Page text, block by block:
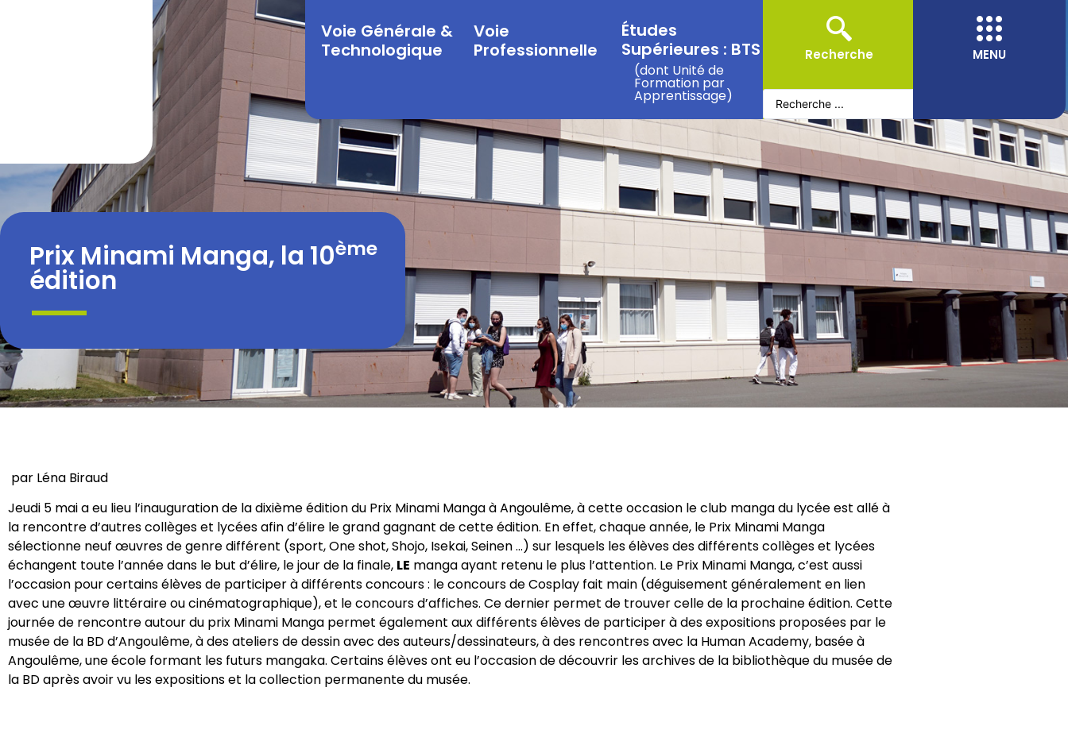
Voie Générale &
Technologique
Voie
Professionnelle
Études
Supérieures : BTS
(dont Unité de
Formation par
Apprentissage)
Recherche MENU
Prix Minami Manga, la 10ème
édition
par Léna Biraud
Jeudi 5 mai a eu lieu l’inauguration de la dixième édition du Prix Minami Manga à Angoulême, à cette occasion le club manga du lycée est allé à
la rencontre d’autres collèges et lycées afin d’élire le grand gagnant de cette édition. En effet, chaque année, le Prix Minami Manga
sélectionne neuf œuvres de genre différent (sport, One shot, Shojo, Isekai, Seinen …) sur lesquels les élèves des différents collèges et lycées
échangent toute l’année dans le but d’élire, le jour de la finale, LE manga ayant retenu le plus l’attention. Le Prix Minami Manga, c’est aussi
l’occasion pour certains élèves de participer à différents concours : le concours de Cosplay fait main (déguisement généralement en lien
avec une œuvre littéraire ou cinématographique), et le concours d’affiches. Ce dernier permet de trouver celle de la prochaine édition. Cette
journée de rencontre autour du prix Minami Manga permet également aux différents élèves de participer à des expositions proposées par le
musée de la BD d’Angoulême, à des ateliers de dessin avec des auteurs/dessinateurs, à des rencontres avec la Human Academy, basée à
Angoulême, une école formant les futurs mangaka. Certains élèves ont eu l’occasion de découvrir les archives de la bibliothèque du musée de
la BD après avoir vu les expositions et la collection permanente du musée.